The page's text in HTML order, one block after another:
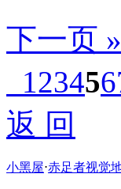
下一页 »
123456
返 回
小黑屋⋅赤足者视觉